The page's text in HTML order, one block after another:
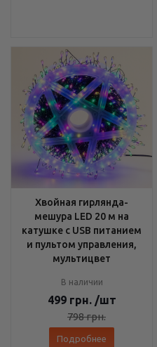
Хвойная гирлянда-
мешура LED 20 м на
катушке с USB питанием
и пультом управления,
мультицвет
В наличии
499 грн. /шт
798грн.
Подробнее